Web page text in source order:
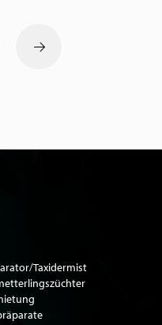
Taxidermist